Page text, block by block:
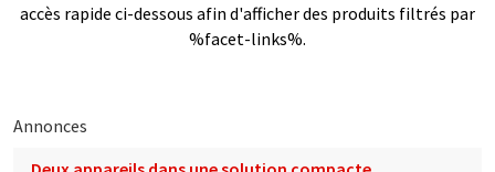
accès rapide ci-dessous afin d'afficher des produits filtrés par
%facet-links%.
Annonces